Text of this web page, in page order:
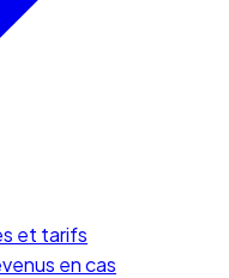
et tarifs
en cas